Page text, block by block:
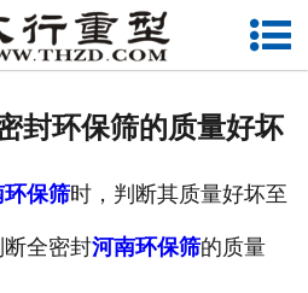
网站首页
封环保筛的质量好坏
保筛时，判断其质量好坏至
全密封河南环保筛的质量